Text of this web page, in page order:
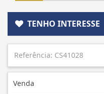
TENHO INTERESSE
Venda